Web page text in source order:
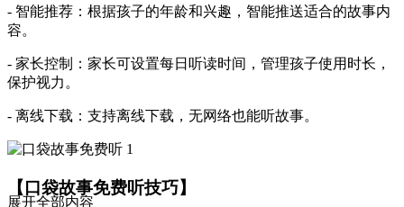
- 智能推荐：根据孩子的年龄和兴趣，智能推送适合的故事内
容。
- 家长控制：家长可设置每日听读时间，管理孩子使用时长，
保护视力。
- 离线下载：支持离线下载，无网络也能听故事。
【口袋故事免费听技巧】
展开全部内容